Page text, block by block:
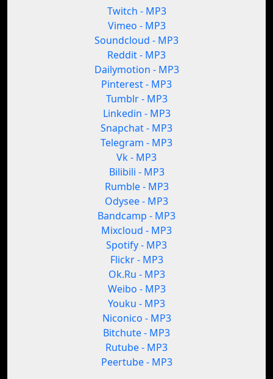
Twitch - MP3
Vimeo - MP3
Soundcloud - MP3
Reddit - MP3
Dailymotion - MP3
Pinterest - MP3
Tumblr - MP3
Linkedin - MP3
Snapchat - MP3
Telegram - MP3
Vk - MP3
Bilibili - MP3
Rumble - MP3
Odysee - MP3
Bandcamp - MP3
Mixcloud - MP3
Spotify - MP3
Flickr - MP3
Ok.Ru - MP3
Weibo - MP3
Youku - MP3
Niconico - MP3
Bitchute - MP3
Rutube - MP3
Peertube - MP3